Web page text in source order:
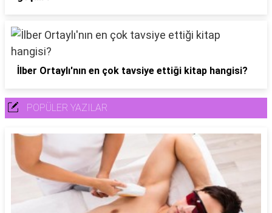
İlber Ortaylı'nın en çok tavsiye ettiği kitap hangisi?
POPÜLER YAZILAR